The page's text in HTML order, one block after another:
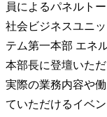
員によるパネルト
社会ビジネスユニ
テム第一本部 エネ
本部長に登壇いただ
実際の業務内容や
ていただけるイベ